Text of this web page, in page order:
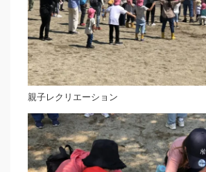
親子レクリエーション